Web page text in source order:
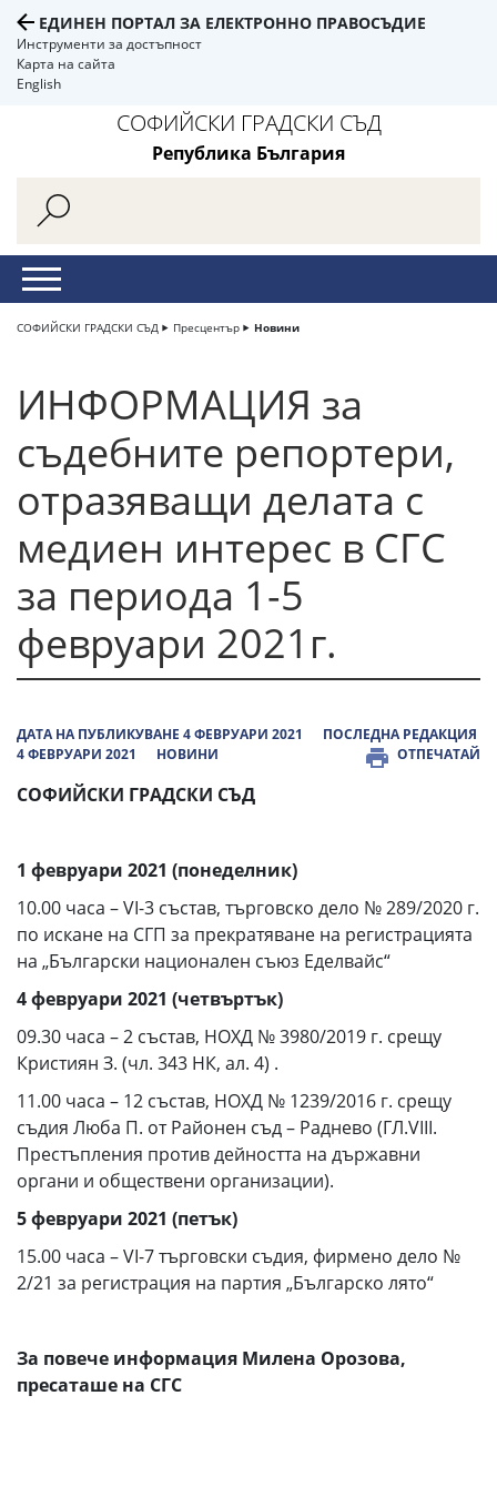
ЕДИНЕН ПОРТАЛ ЗА ЕЛЕКТРОННО ПРАВОСЪДИЕ
Инструменти за достъпност
Карта на сайта
English
СОФИЙСКИ ГРАДСКИ СЪД
Република България
СОФИЙСКИ ГРАДСКИ СЪД Пресцентър Новини
ИНФОРМАЦИЯ за
съдебните репортери,
отразяващи делата с
медиен интерес в СГС
за периода 1-5
февруари 2021г.
ДАТА НА ПУБЛИКУВАНЕ 4 ФЕВРУАРИ 2021
ПОСЛЕДНА РЕДАКЦИЯ
4 ФЕВРУАРИ 2021
НОВИНИ ОТПЕЧАТАЙ
СОФИЙСКИ ГРАДСКИ СЪД
1 февруари 2021 (понеделник)
10.00 часа – VІ-3 състав, търговско дело № 289/2020 г.
по искане на СГП за прекратяване на регистрацията
на „Български национален съюз Еделвайс“
4 февруари 2021 (четвъртък)
09.30 часа – 2 състав, НОХД № 3980/2019 г. срещу
Кристиян З. (чл. 343 НК, ал. 4) .
11.00 часа – 12 състав, НОХД № 1239/2016 г. срещу
съдия Люба П. от Районен съд – Раднево (ГЛ.VIII.
Престъпления против дейността на държавни
органи и обществени организации).
5 февруари 2021 (петък)
15.00 часа – VI-7 търговски съдия, фирмено дело №
2/21 за регистрация на партия „Българско лято“
За повече информация Милена Орозова,
пресаташе на СГС